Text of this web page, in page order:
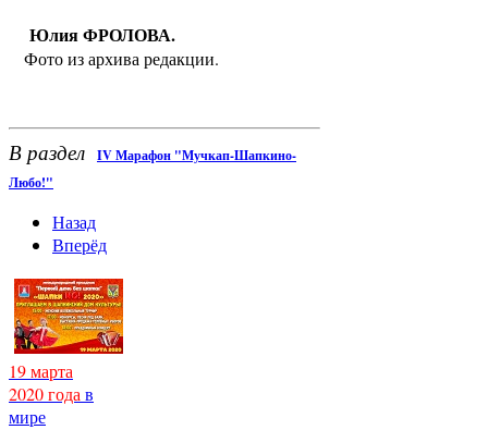
Юлия ФРОЛОВА.
Фото из архива редакции.
В раздел
IV Марафон "Мучкап-Шапкино-
Любо!"
Назад
Вперёд
19 марта
2020 года в
мире